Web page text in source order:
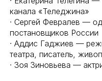
канала «Теледжина»
· Сергей Февралев —
постановщиков России
· Аддис Гаджиев —
театра, писатель,
· Зоя Зиновьева —